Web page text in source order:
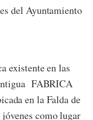
del Ayuntamiento
existente en las
FABRICA
en la Falda de
como lugar